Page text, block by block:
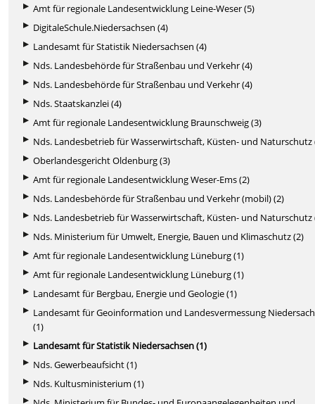
Amt für regionale Landesentwicklung Leine-Weser (5)
DigitaleSchule.Niedersachsen (4)
Landesamt für Statistik Niedersachsen (4)
Nds. Landesbehörde für Straßenbau und Verkehr (4)
Nds. Landesbehörde für Straßenbau und Verkehr (4)
Nds. Staatskanzlei (4)
Amt für regionale Landesentwicklung Braunschweig (3)
Nds. Landesbetrieb für Wasserwirtschaft, Küsten- und Naturschutz
Oberlandesgericht Oldenburg (3)
Amt für regionale Landesentwicklung Weser-Ems (2)
Nds. Landesbehörde für Straßenbau und Verkehr (mobil) (2)
Nds. Landesbetrieb für Wasserwirtschaft, Küsten- und Naturschutz
Nds. Ministerium für Umwelt, Energie, Bauen und Klimaschutz (2)
Amt für regionale Landesentwicklung Lüneburg (1)
Amt für regionale Landesentwicklung Lüneburg (1)
Landesamt für Bergbau, Energie und Geologie (1)
Landesamt für Geoinformation und Landesvermessung
(1)
Landesamt für Statistik Niedersachsen (1)
Nds. Gewerbeaufsicht (1)
Nds. Kultusministerium (1)